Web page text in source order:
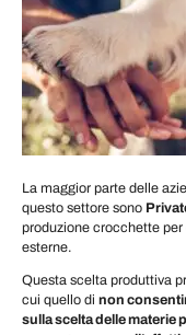
La maggior parte delle
questo settore sono
produzione crocchette
esterne.
Questa scelta produttiva
cui quello di non
sulla scelta delle materie